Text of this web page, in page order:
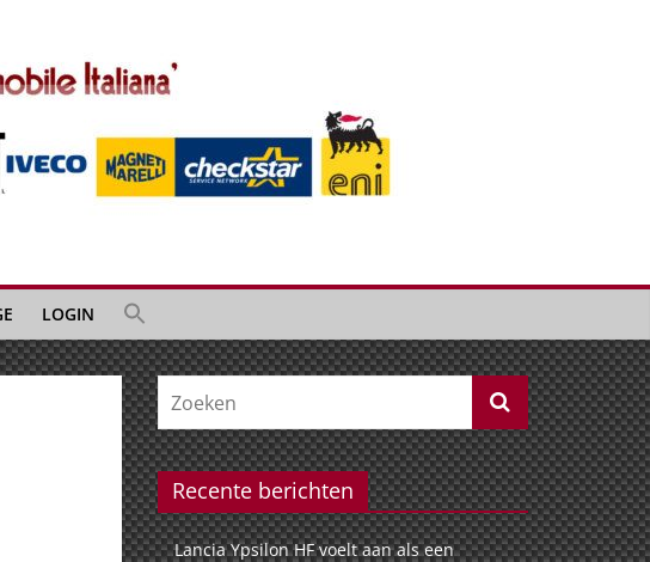
LOGIN
Recente berichten
Lancia Ypsilon HF voelt aan als een